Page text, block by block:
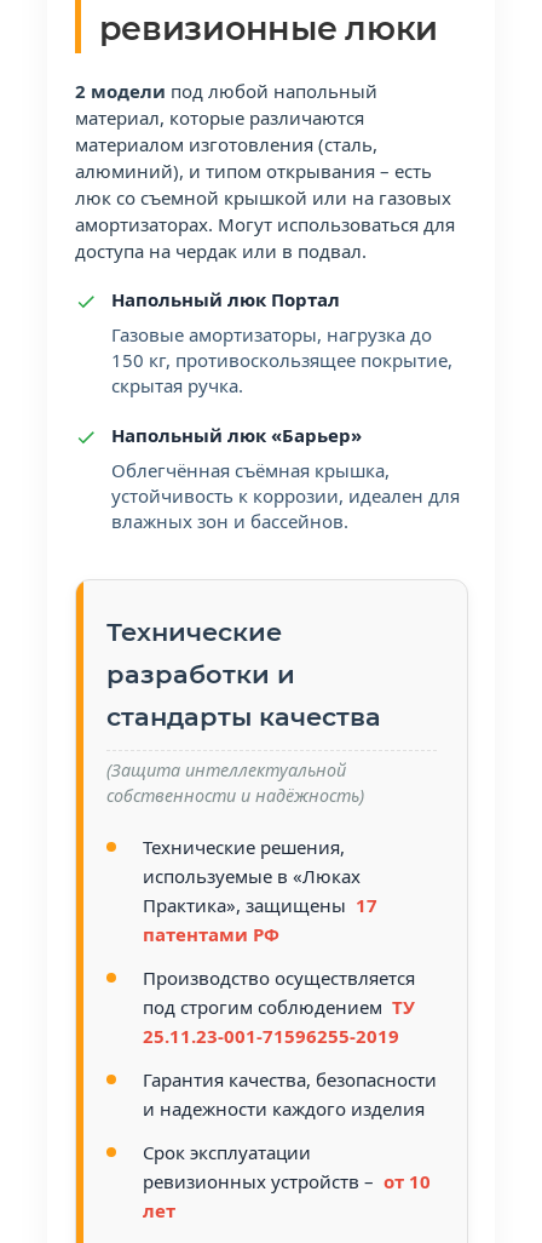
ревизионные люки
2 модели под любой напольный
материал, которые различаются
материалом изготовления (сталь,
алюминий), и типом открывания – есть
люк со съемной крышкой или на газовых
амортизаторах. Могут использоваться для
доступа на чердак или в подвал.
Напольный люк Портал
Газовые амортизаторы, нагрузка до
150 кг, противоскользящее покрытие,
скрытая ручка.
Напольный люк «Барьер»
Облегчённая съёмная крышка,
устойчивость к коррозии, идеален для
влажных зон и бассейнов.
Технические
разработки и
стандарты качества
(Защита интеллектуальной
собственности и надёжность)
Технические решения,
используемые в «Люках
Практика», защищены 17
патентами РФ
Производство осуществляется
под строгим соблюдением ТУ
25.11.23-001-71596255-2019
Гарантия качества, безопасности
и надежности каждого изделия
Срок эксплуатации
ревизионных устройств – от 10
лет